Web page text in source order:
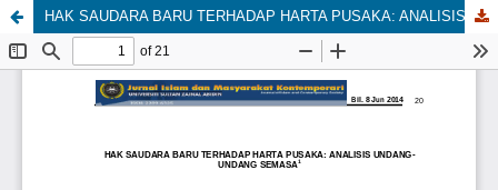
HAK SAUDARA BARU TERHADAP HARTA PUSAKA: ANALISIS UNDANG-UNDANG SEMASA